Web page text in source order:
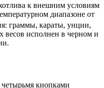
к внешним условиям
диапазоне от
граммы, караты, унции,
весов исполнен в черном и
четырьмя кнопками